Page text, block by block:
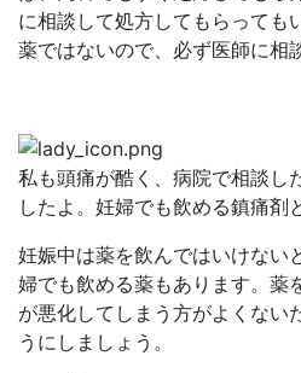
に相談して処方してもらっても
薬ではないので、必ず医師に相
私も頭痛が酷く、病院で相談し
したよ。妊婦でも飲める鎮痛剤
妊娠中は薬を飲んではいけない
婦でも飲める薬もあります。薬
が悪化してしまう方がよくない
うにしましょう。